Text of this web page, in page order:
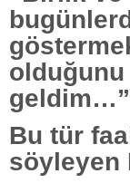
geldim…”
Bu tür
söyleyen